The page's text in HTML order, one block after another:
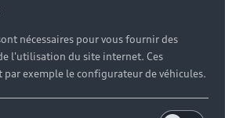
189
Airbag Takata
en ligne
Réseau Audi
Audi
nécessaires pour vous fournir des
l'utilisation du site internet. Ces
exemple le configurateur de véhicules.